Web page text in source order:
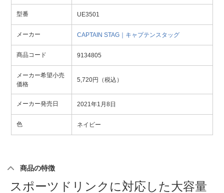
型番 UE3501
メーカー CAPTAIN STAG｜キャプテンスタッグ
商品コード 9134805
メーカー希望小売
価格
5,720円（税込）
メーカー発売日 2021年1月8日
色 ネイビー
商品の特徴
スポーツドリンクに対応した大容量